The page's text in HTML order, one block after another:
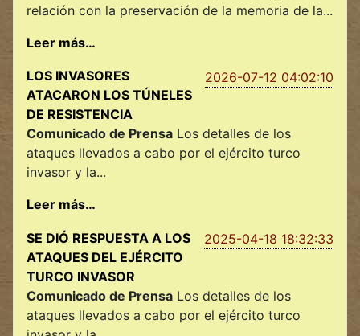
relación con la preservación de la memoria de la...
Leer más…
2026-07-12 04:02:10
LOS INVASORES
ATACARON LOS TÚNELES
DE RESISTENCIA
Comunicado de Prensa Los detalles de los
ataques llevados a cabo por el ejército turco
invasor y la...
Leer más…
2025-04-18 18:32:33
SE DIÓ RESPUESTA A LOS
ATAQUES DEL EJÉRCITO
TURCO INVASOR
Comunicado de Prensa Los detalles de los
ataques llevados a cabo por el ejército turco